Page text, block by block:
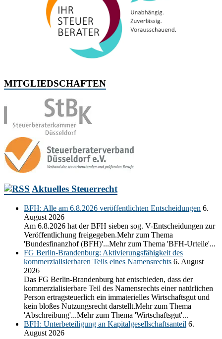
MITGLIEDSCHAFTEN
Aktuelles Steuerrecht
BFH: Alle am 6.8.2026 veröffentlichten Entscheidungen 6.
August 2026
Am 6.8.2026 hat der BFH sieben sog. V-Entscheidungen zur
Veröffentlichung freigegeben.Mehr zum Thema
'Bundesfinanzhof (BFH)'...Mehr zum Thema 'BFH-Urteile'...
FG Berlin-Brandenburg: Aktivierungsfähigkeit des
kommerzialisierbaren Teils eines Namensrechts 6. August
2026
Das FG Berlin-Brandenburg hat entschieden, dass der
kommerzialisierbare Teil des Namensrechts einer natürlichen
Person ertragsteuerlich ein immaterielles Wirtschaftsgut und
kein bloßes Nutzungsrecht darstellt.Mehr zum Thema
'Abschreibung'...Mehr zum Thema 'Wirtschaftsgut'...
BFH: Unterbeteiligung an Kapitalgesellschaftsanteil 6.
August 2026